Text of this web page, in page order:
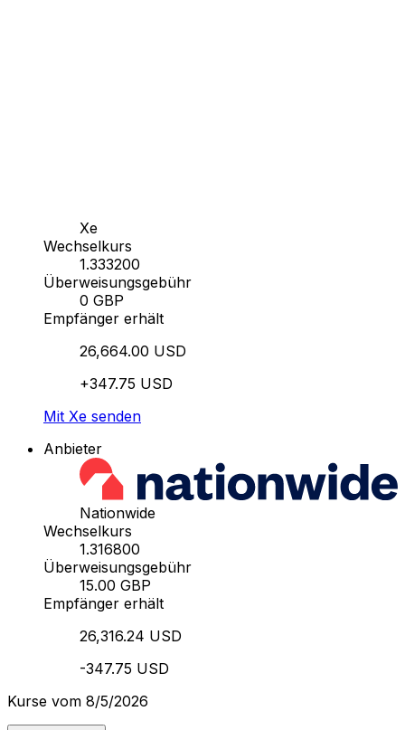
Xe
Wechselkurs
1.333200
Überweisungsgebühr
0 GBP
Empfänger erhält
26,664.00 USD
+347.75 USD
Mit Xe senden
Anbieter
Nationwide
Wechselkurs
1.316800
Überweisungsgebühr
15.00 GBP
Empfänger erhält
26,316.24 USD
-347.75 USD
Kurse vom 8/5/2026